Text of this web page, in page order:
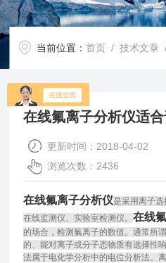
当前位置：首页 /技术文章
在线氟离子分析仪适
更新时间：2018-04-02
浏览次数：2436
在线氟离子分析仪是采用离子
在线监测仪、实验室检测仪。在线
的场合，检测氟离子的数值。通常所
的、能对离子或分子态物质有选择性
法属于电化学分析中的电位分析法。